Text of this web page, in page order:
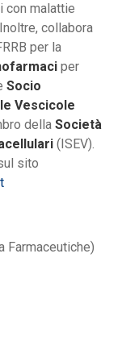
con malattie
collabora
per la
per
Socio
Vescicole
della Società
(ISEV).
sito
Farmaceutiche)